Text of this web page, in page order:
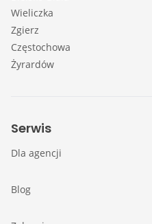
Wieliczka
Zgierz
Częstochowa
Żyrardów
Serwis
Dla agencji
Blog